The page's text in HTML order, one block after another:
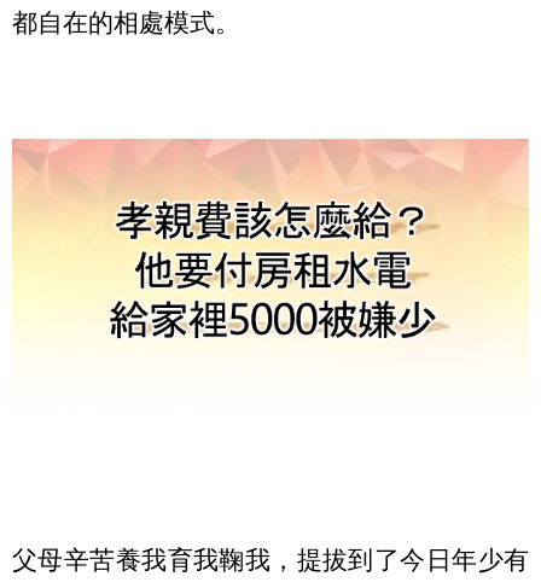
都自在的相處模式。
父母辛苦養我育我鞠我，提拔到了今日年少有